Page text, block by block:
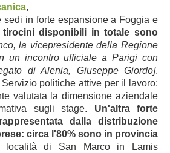
,
in forte espansione a Foggia e
tirocini disponibili in totale sono
la vicepresidente della Regione
un incontro ufficiale a Parigi con
di Alenia, Giuseppe Giordo].
politiche attive per il lavoro:
valutata la dimensione aziendale
sugli stage. Un'altra forte
dalla distribuzione
circa l'80% sono in provincia
di San Marco in Lamis